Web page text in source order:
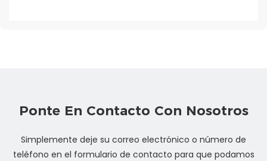
Ponte En Contacto Con Nosotros
Simplemente deje su correo electrónico o número de
teléfono en el formulario de contacto para que podamos